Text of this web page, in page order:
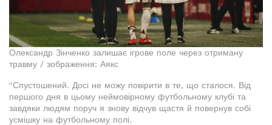
Олександр Зінченко залишає ігрове поле через отриману
травму / зображення: Аякс
"Спустошений. Досі не можу повірити в те, що сталося. Від
першого дня в цьому неймовірному футбольному клубі та
завдяки людям поруч я знову відчув щастя й повернув собі
усмішку на футбольному полі.